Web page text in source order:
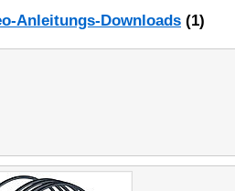
Anleitungs-Downloads (1)